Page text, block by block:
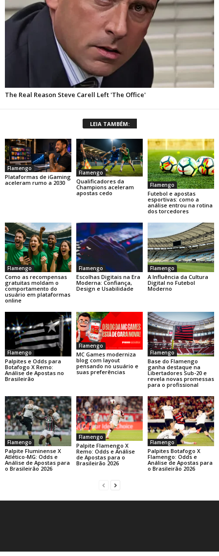
LEIA TAMBÉM:
Flamengo
Plataformas de iGaming
aceleram rumo a 2030
Flamengo
Qualificadores da
Champions aceleram
apostas cedo
Flamengo
Futebol e apostas
esportivas: como a
análise entrou na rotina
dos torcedores
Flamengo
Como as recompensas
gratuitas moldam o
comportamento do
usuário em plataformas
online
Flamengo
Escolhas Digitais na Era
Moderna: Confiança,
Design e Usabilidade
Flamengo
A Influência da Cultura
Digital no Futebol
Moderno
Flamengo
Palpites e Odds para
Botafogo X Remo:
Análise de Apostas no
Brasileirão
Flamengo
MC Games moderniza
blog com layout
pensando no usuário e
suas preferências
Flamengo
Base do Flamengo
ganha destaque na
Libertadores Sub-20 e
revela novas promessas
para o profissional
Flamengo
Palpite Fluminense X
Atlético-MG: Odds e
Análise de Apostas para
o Brasileirão 2026
Flamengo
Palpite Flamengo X
Remo: Odds e Análise
de Apostas para o
Brasileirão 2026
Flamengo
Palpites Botafogo X
Flamengo: Odds e
Análise de Apostas para
o Brasileirão 2026